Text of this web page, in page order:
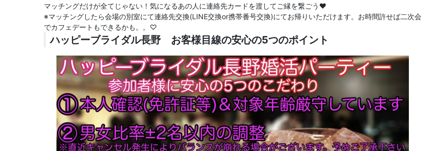
マッチングだけが全てじゃない！気になるあの人に連絡先カードを渡してご縁を繋ごう❤️
※マッチングしたら会場の別室にて連絡先交換(LINE交換or携帯番号交換)にてお帰りいただけます。お時間許せば二次会
でカフェデートもできるかも。。♡
ハッピーブライダル長野 お客様目線の安心の5つのポイント